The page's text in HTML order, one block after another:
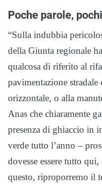
Poche parole,
“Sulla indubbia
della Giunta regionale
qualcosa di riferito al
pavimentazione stradale
orizzontale, o alla
Anas che chiaramente
presenza di ghiaccio in
verde tutto l’anno –
dovesse essere tutto
questo, riproporremo il